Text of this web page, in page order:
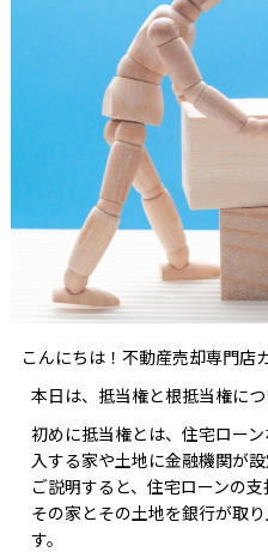
こんにちは！不動産売却専門店
本日は、抵当権と根抵当権に
初めに抵当権とは、住宅ロー
入する家や土地に金融機関が
ご説明すると、住宅ローンの
その家とその土地を銀行が取
す。